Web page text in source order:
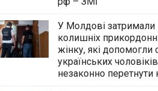
У Молдові затримали
колишніх
жінку, які допомогли
українських чоловіків
незаконно перетнути